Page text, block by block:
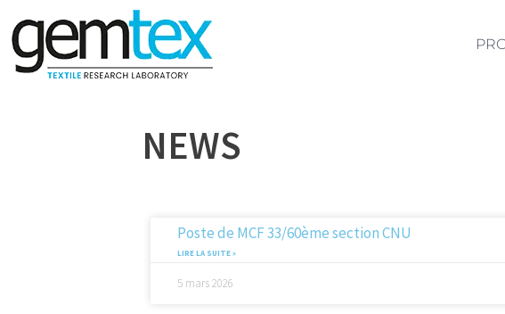
NEWS
Poste de MCF 33/60ème section CNU
LIRE LA SUITE »
5 mars 2026